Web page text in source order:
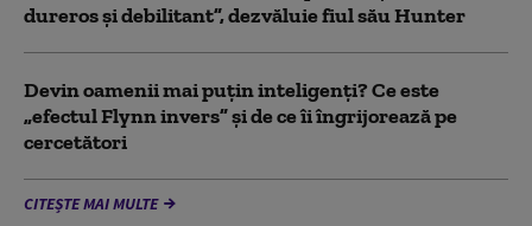
dureros și debilitant”, dezvăluie fiul său Hunter
Devin oamenii mai puțin inteligenți? Ce este
„efectul Flynn invers” și de ce îi îngrijorează pe
cercetători
CITEȘTE MAI MULTE